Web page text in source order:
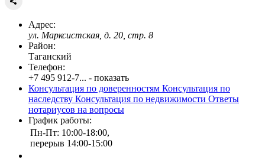
Адрес:
ул. Марксистская, д. 20, стр. 8
Район:
Таганский
Телефон:
+7 495 912-7... - показать
Консультация по доверенностям Консультация по
наследству Консультация по недвижимости Ответы
нотариусов на вопросы
График работы:
Пн-Пт: 10:00-18:00,
перерыв 14:00-15:00